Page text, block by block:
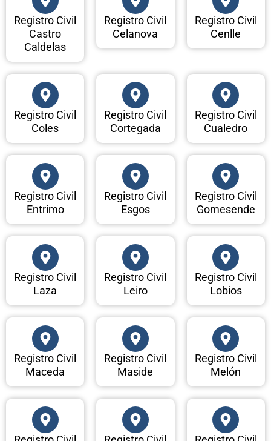
Registro Civil
Castro
Caldelas
Registro Civil
Celanova
Registro Civil
Cenlle
Registro Civil
Coles
Registro Civil
Cortegada
Registro Civil
Cualedro
Registro Civil
Entrimo
Registro Civil
Esgos
Registro Civil
Gomesende
Registro Civil
Laza
Registro Civil
Leiro
Registro Civil
Lobios
Registro Civil
Maceda
Registro Civil
Maside
Registro Civil
Melón